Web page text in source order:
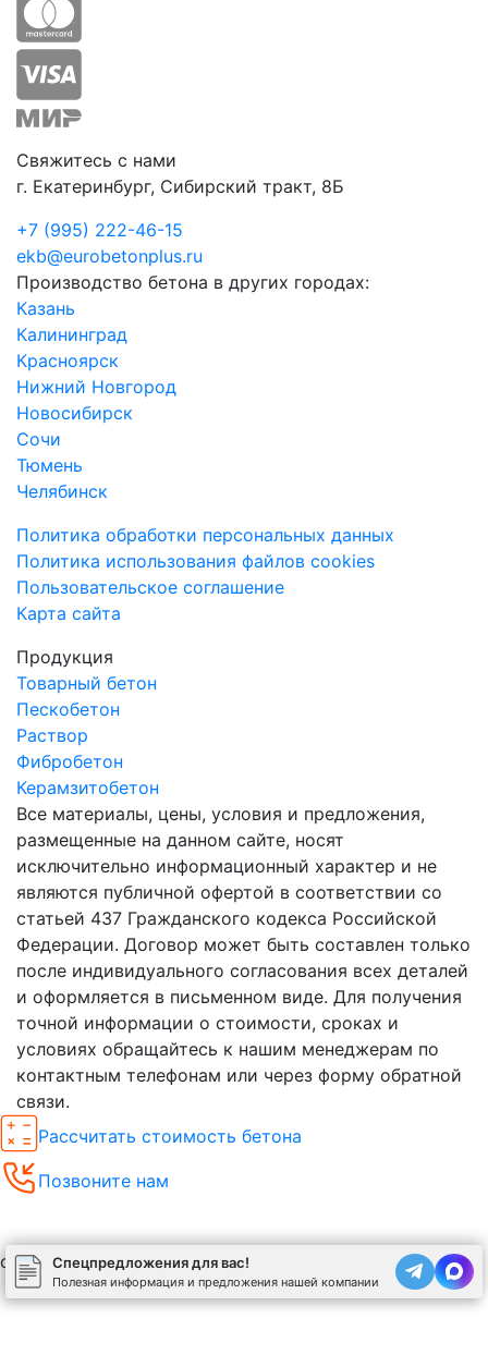
Свяжитесь с нами
г. Екатеринбург, Сибирский тракт, 8Б
+7 (995) 222-46-15
ekb@eurobetonplus.ru
Производство бетона в других городах:
Казань
Калининград
Красноярск
Нижний Новгород
Новосибирск
Сочи
Тюмень
Челябинск
Политика обработки персональных данных
Политика использования файлов cookies
Пользовательское соглашение
Карта сайта
Продукция
Товарный бетон
Пескобетон
Раствор
Фибробетон
Керамзитобетон
Все материалы, цены, условия и предложения,
размещенные на данном сайте, носят
исключительно информационный характер и не
являются публичной офертой в соответствии со
статьей 437 Гражданского кодекса Российской
Федерации. Договор может быть составлен только
после индивидуального согласования всех деталей
и оформляется в письменном виде. Для получения
точной информации о стоимости, сроках и
условиях обращайтесь к нашим менеджерам по
контактным телефонам или через форму обратной
связи.
Спецпредложения для вас!
Полезная информация и предложения нашей компании
Рассчитать стоимость бетона
Позвоните нам
свернуть